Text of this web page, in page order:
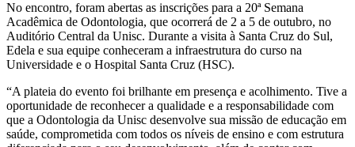
No encontro, foram abertas as inscrições para a 20ª Semana
Acadêmica de Odontologia, que ocorrerá de 2 a 5 de outubro, no
Auditório Central da Unisc. Durante a visita à Santa Cruz do Sul,
Edela e sua equipe conheceram a infraestrutura do curso na
Universidade e o Hospital Santa Cruz (HSC).
“A plateia do evento foi brilhante em presença e acolhimento. Tive a
oportunidade de reconhecer a qualidade e a responsabilidade com
que a Odontologia da Unisc desenvolve sua missão de educação em
saúde, comprometida com todos os níveis de ensino e com estrutura